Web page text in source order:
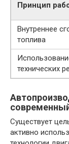
Принцип
Внутреннее
топлива
технических
Существует
активно